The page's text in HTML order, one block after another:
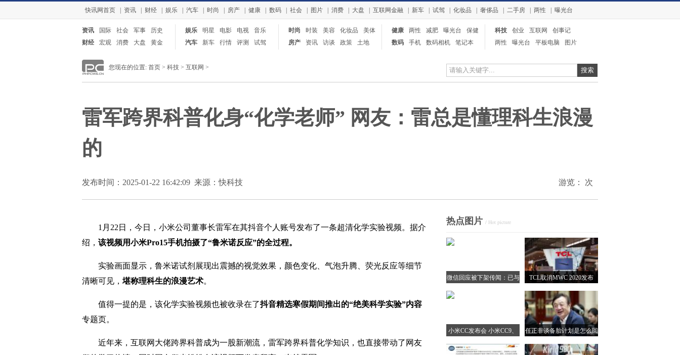
快讯网首页 资讯 财经 娱乐 汽车 时尚 房产 健康 数码 社会 图片 消费 大盘 互联网金融 新车 试驾 化妆品 奢侈品 二手房 两性 曝光台
资讯 国际 社会 军事
历史
财经
宏观 消费 大盘 黄金
娱乐 明星 电影 电视
音乐
汽车
新车 行情 评测 试驾
时尚 时装 美容 化妆品
美体
房产
资讯 访谈 政策 土地
健康 两性 减肥 曝光台
保健
数码
手机 数码相机
笔记本
科技 创业 互联网
创事记
电信
两性 曝光台 平板电脑
图片
您现在的位置: 首页> 科技> 互联网 >
雷军跨界科普化身“化学老师” 网友：雷总是懂理科生浪漫
的
发布时间：2025-01-22 16:42:09 来源：快科技 游览： 次
1月22日，今日，小米公司董事长雷军在其抖音个人账号发布了一条超清化学实验视频。据介
绍， 该视频用小米Pro15手机拍摄了“鲁米诺反应”的全过程。
实验画面显示，鲁米诺试剂展现出震撼的视觉效果，颜色变化、气泡升腾、荧光反应等细节
清晰可见， 堪称理科生的浪漫艺术。
值得一提的是，该化学实验视频也被收录在了抖音精选寒假期间推出的“绝美科学实验”内容
专题页。
近年来，互联网大佬跨界科普成为一股新潮流，雷军跨界科普化学知识，也直接带动了网友
热点图片 / Hot picture
微信回应被下架传闻：已与
TCL取消MWC 2020发布
少
小米CC发布会 小米CC9、
任正非谈备胎计划是怎么回
什么？